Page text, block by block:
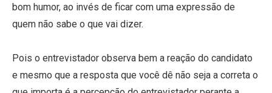
bom humor, ao invés de ficar com uma expressão de
quem não sabe o que vai dizer.
Pois o entrevistador observa bem a reação do candidato
e mesmo que a resposta que você dê não seja a correta o